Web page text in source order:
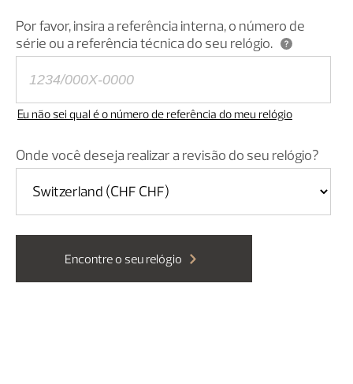
Por favor, insira a referência interna, o número de
série ou a referência técnica do seu relógio.
Eu não sei qual é o número de referência do meu relógio
Onde você deseja realizar a revisão do seu relógio?
Encontre o seu relógio